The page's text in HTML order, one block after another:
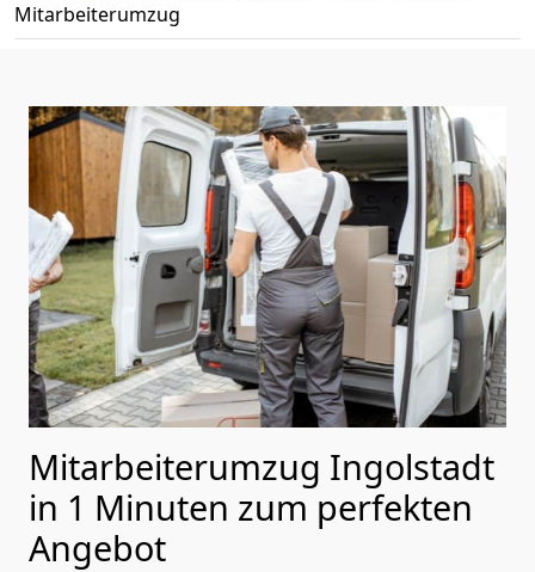
Mitarbeiterumzug
Mitarbeiterumzug Ingolstadt
in 1 Minuten zum perfekten
Angebot